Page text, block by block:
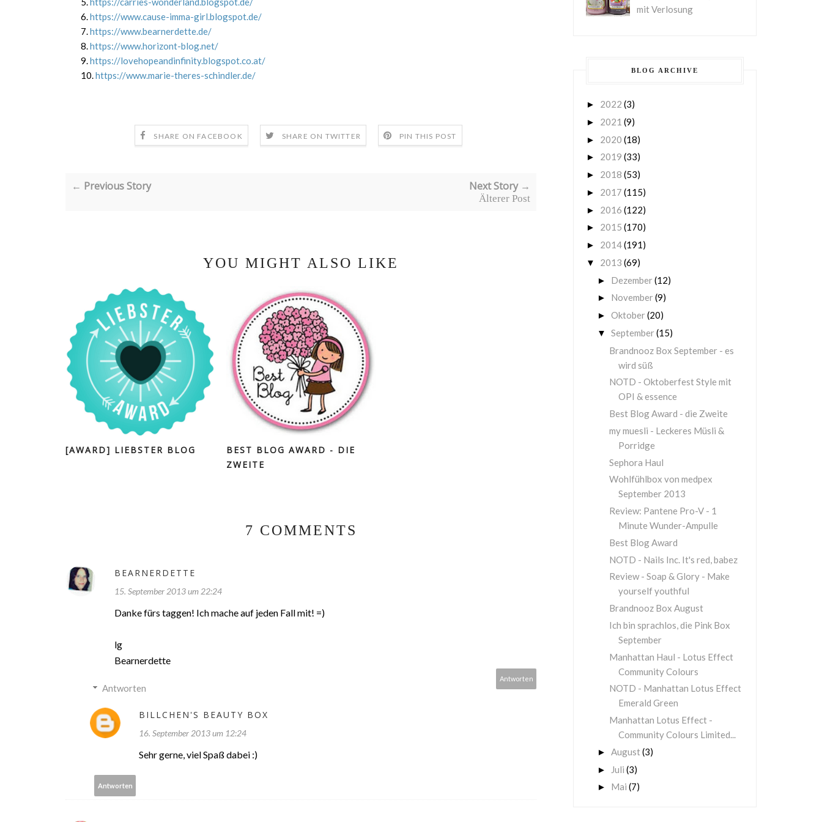
6.https://www.cause-imma-girl.blogspot.de/
7.https://www.bearnerdette.de/
8.https://www.horizont-blog.net/
9.https://lovehopeandinfinity.blogspot.co.at/
10.https://www.marie-theres-schindler.de/
SHARE ON FACEBOOK SHARE ON TWITTER PIN THIS POST
← Previous Story Next Story →
Älterer Post
YOU MIGHT ALSO LIKE
[AWARD] LIEBSTER BLOG
BEST BLOG AWARD - DIE
ZWEITE
7 COMMENTS
BEARNERDETTE
15. September 2013 um 22:24
Danke fürs taggen! Ich mache auf jeden Fall mit! =)
lg
Bearnerdette
Antworten
Antworten
BILLCHEN'S BEAUTY BOX
16. September 2013 um 12:24
Sehr gerne, viel Spaß dabei :)
Antworten
mit Verlosung
BLOG ARCHIVE
► 2022 (3)
► 2021 (9)
► 2020 (18)
► 2019 (33)
► 2018 (53)
► 2017 (115)
► 2016 (122)
► 2015 (170)
► 2014(191)
▼ 2013 (69)
► Dezember(12)
► November(9)
► Oktober(20)
▼ September(15)
Brandnooz Box September - es
wird süß
NOTD - Oktoberfest Style mit
OPI & essence
Best Blog Award - die Zweite
my muesli - Leckeres Müsli &
Porridge
Sephora Haul
Wohlfühlbox von medpex
September 2013
Review: Pantene Pro-V - 1
Minute Wunder-Ampulle
Best Blog Award
NOTD - Nails Inc. It's red, babez
Review - Soap & Glory - Make
yourself youthful
Brandnooz Box August
Ich bin sprachlos, die Pink Box
September
Manhattan Haul - Lotus Effect
Community Colours
NOTD - Manhattan Lotus Effect
Emerald Green
Manhattan Lotus Effect -
Community Colours Limited...
► August(3)
► Juli (3)
► Mai (7)